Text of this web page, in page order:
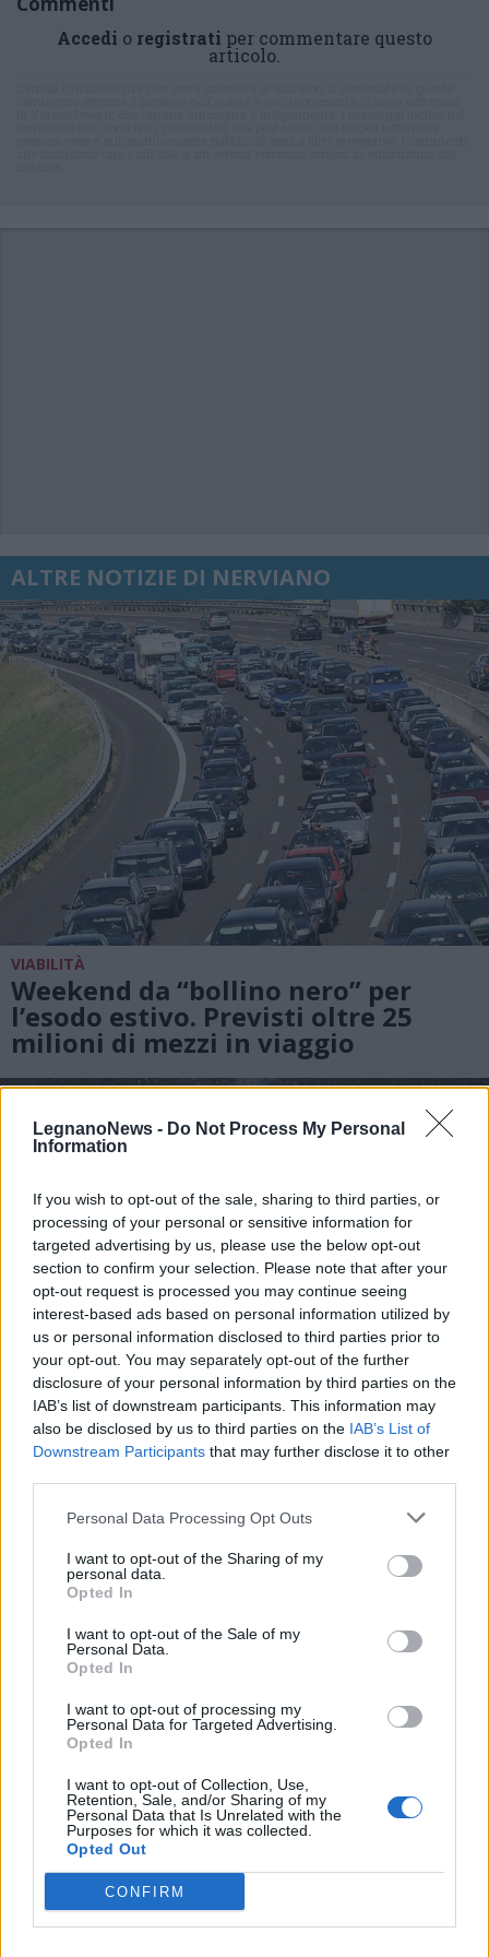
LegnanoNews - Do Not Process My Personal
Information
If you wish to opt-out of the sale, sharing to third parties, or
processing of your personal or sensitive information for
targeted advertising by us, please use the below opt-out
section to confirm your selection. Please note that after your
opt-out request is processed you may continue seeing
interest-based ads based on personal information utilized by
us or personal information disclosed to third parties prior to
your opt-out. You may separately opt-out of the further
disclosure of your personal information by third parties on the
IAB’s list of downstream participants. This information may
also be disclosed by us to third parties on the IAB’s List of
Downstream Participants that may further disclose it to other
Personal Data Processing Opt Outs
I want to opt-out of the Sharing of my
personal data.
Opted In
I want to opt-out of the Sale of my
Personal Data.
Opted In
I want to opt-out of processing my
Personal Data for Targeted Advertising.
Opted In
I want to opt-out of Collection, Use,
Retention, Sale, and/or Sharing of my
Personal Data that Is Unrelated with the
Purposes for which it was collected.
Opted Out
CONFIRM
Accedi o registrati per commentare questo
articolo.
ALTRE NOTIZIE DI NERVIANO
VIABILITÀ
Weekend da “bollino nero” per
l’esodo estivo. Previsti oltre 25
milioni di mezzi in viaggio
EVENTI
Cosa fare nel weekend del 7, 8 e 9
agosto a Legnano e nell’Alto
Milanese